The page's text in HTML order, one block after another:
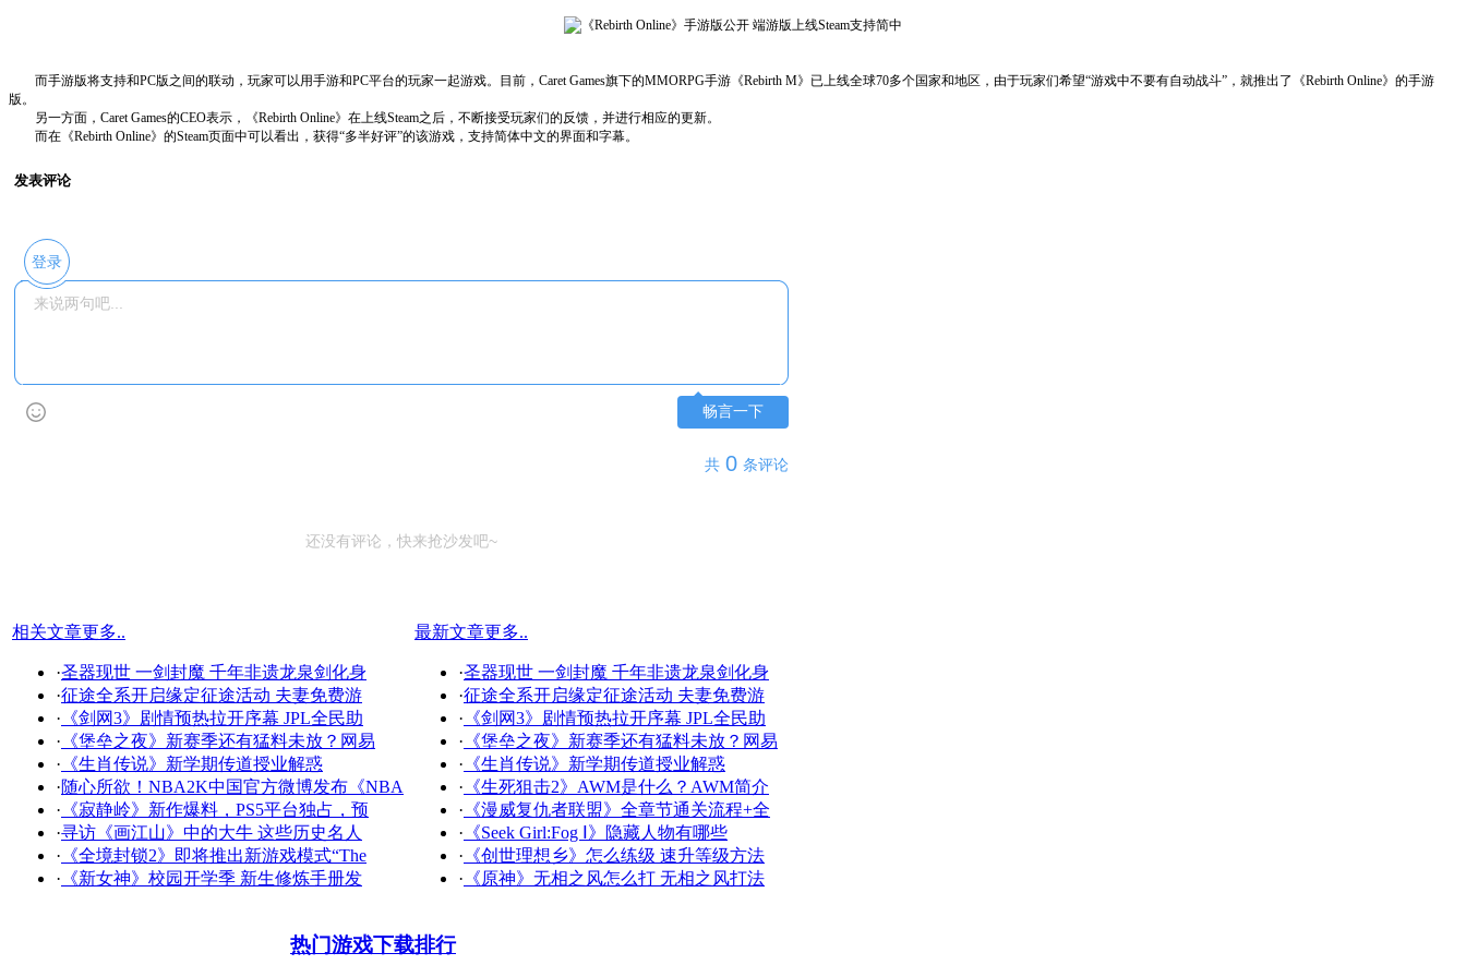
而手游版将支持和PC版之间的联动，玩家可以用手游和PC平台的玩家一起游戏。目前，Caret Games旗下的MMORPG手游《Rebirth M》已上线全球70多个国家和地区，由于玩家们希望“游戏中不要有自动战斗”，就推出了《Rebirth Online》的手游
版。
另一方面，Caret Games的CEO表示，《Rebirth Online》在上线Steam之后，不断接受玩家们的反馈，并进行相应的更新。
而在《Rebirth Online》的Steam页面中可以看出，获得“多半好评”的该游戏，支持简体中文的界面和字幕。
发表评论
登录
畅言一下
共 0 条评论
还没有评论，快来抢沙发吧~
相关文章更多..
·圣器现世 一剑封魔 千年非遗龙泉剑化身
·征途全系开启缘定征途活动 夫妻免费游
· 《剑网3》剧情预热拉开序幕 JPL全民助
· 《堡垒之夜》新赛季还有猛料未放？网易
· 《生肖传说》新学期传道授业解惑
·随心所欲！NBA2K中国官方微博发布《NBA
· 《寂静岭》新作爆料，PS5平台独占，预
·寻访《画江山》中的大牛 这些历史名人
· 《全境封锁2》即将推出新游戏模式“The
· 《新女神》校园开学季 新生修炼手册发
最新文章更多..
·圣器现世 一剑封魔 千年非遗龙泉剑化身
·征途全系开启缘定征途活动 夫妻免费游
· 《剑网3》剧情预热拉开序幕 JPL全民助
· 《堡垒之夜》新赛季还有猛料未放？网易
· 《生肖传说》新学期传道授业解惑
· 《生死狙击2》AWM是什么？AWM简介
· 《漫威复仇者联盟》全章节通关流程+全
· 《Seek Girl:Fog Ⅰ》隐藏人物有哪些
· 《创世理想乡》怎么练级 速升等级方法
· 《原神》无相之风怎么打 无相之风打法
热门游戏下载排行